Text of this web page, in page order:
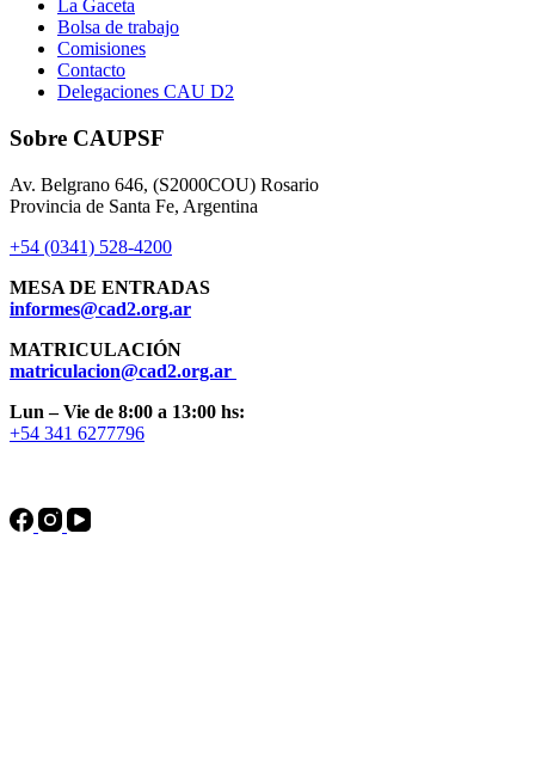
La Gaceta
Bolsa de trabajo
Comisiones
Contacto
Delegaciones CAU D2
Sobre CAUPSF
Av. Belgrano 646, (S2000COU) Rosario
Provincia de Santa Fe, Argentina
+54 (0341) 528-4200
MESA DE ENTRADAS
informes@cad2.org.ar
MATRICULACIÓN
matriculacion@cad2.org.ar
Lun – Vie de 8:00 a 13:00 hs:
+54 341 6277796